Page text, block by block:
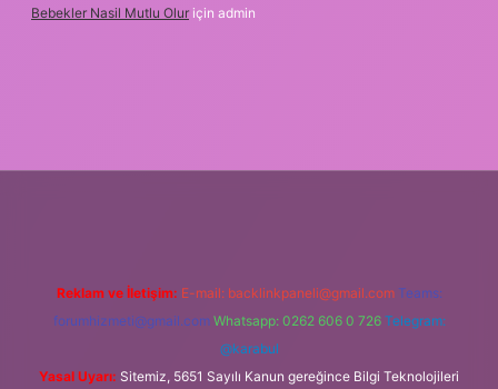
Bebekler Nasil Mutlu Olur için admin
Reklam ve İletişim: E-mail: backlinkpaneli@gmail.com Teams:
forumhizmeti@gmail.com Whatsapp: 0262 606 0 726 Telegram:
@karabul
Yasal Uyarı: Sitemiz, 5651 Sayılı Kanun gereğince Bilgi Teknolojileri